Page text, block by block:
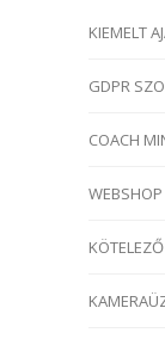
KIEMELT
GDPR
COACH